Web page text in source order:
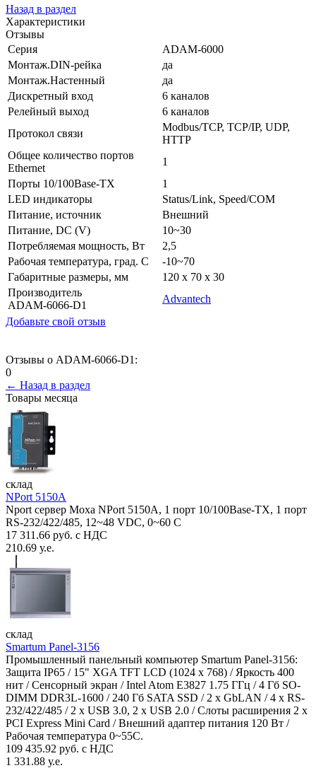
Назад в раздел
Характеристики
Отзывы
Серия
ADAM-6000
Монтаж.DIN-рейка
да
Монтаж.Настенный
да
Дискретный вход
6 каналов
Релейный выход
6 каналов
Протокол связи
Modbus/TCP, TCP/IP, UDP,
HTTP
Общее количество портов
Ethernet
1
Порты 10/100Base-TX
1
LED индикаторы
Status/Link, Speed/COM
Питание, источник
Внешний
Питание, DC (V)
10~30
Потребляемая мощность, Вт
2,5
Рабочая температура, град. C
-10~70
Габаритные размеры, мм
120 x 70 x 30
Производитель
ADAM-6066-D1
Advantech
Добавьте свой отзыв
Отзывы о ADAM-6066-D1:
0
← Назад в раздел
Товары месяца
склад
NPort 5150A
Nport сервер Moxa NPort 5150A, 1 порт 10/100Base-TX, 1 порт
RS-232/422/485, 12~48 VDC, 0~60 С
17 311.66 руб. с НДС
210.69 у.е.
склад
Smartum Panel-3156
Промышленный панельный компьютер Smartum Panel-3156:
Защита IP65 / 15" XGA TFT LCD (1024 x 768) / Яркость 400
нит / Сенсорный экран / Intel Atom E3827 1.75 ГГц / 4 Гб SO-
DIMM DDR3L-1600 / 240 Гб SATA SSD / 2 x GbLAN / 4 x RS-
232/422/485 / 2 x USB 3.0, 2 x USB 2.0 / Слоты расширения 2 x
PCI Express Mini Card / Внешний адаптер питания 120 Вт /
Рабочая температура 0~55C.
109 435.92 руб. с НДС
1 331.88 у.е.